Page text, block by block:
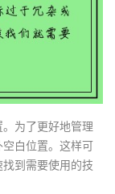
为了更好地管理
白位置。这样可
到需要使用的技